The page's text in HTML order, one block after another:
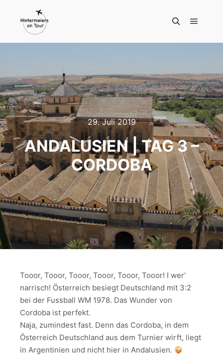
29. Juli 2019
ANDALUSIEN | TAG 3 –
CORDOBA
Tooor, Tooor, Tooor, Tooor, Tooor, Tooor! I wer‘
narrisch! Österreich besiegt Deutschland mit 3:2
bei der Fussball WM 1978. Das Wunder von
Cordoba ist perfekt.
Naja, zumindest fast. Denn das Cordoba, in dem
Österreich Deutschland aus dem Turnier wirft, liegt
in Argentinien und nicht hier in Andalusien.